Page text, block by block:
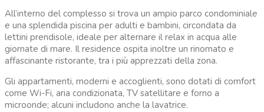
All’interno del complesso si trova un ampio parco condominiale
e una splendida piscina per adulti e bambini, circondata da
lettini prendisole, ideale per alternare il relax in acqua alle
giornate di mare. Il residence ospita inoltre un rinomato e
affascinante ristorante, tra i più apprezzati della zona.
Gli appartamenti, moderni e accoglienti, sono dotati di comfort
come Wi-Fi, aria condizionata, TV satellitare e forno a
microonde; alcuni includono anche la lavatrice.